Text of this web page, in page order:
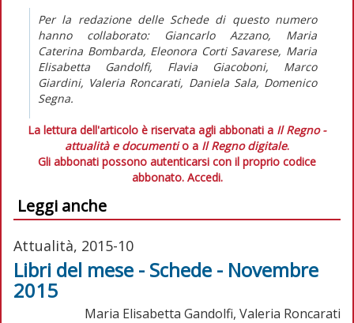
Per la redazione delle Schede di questo numero
hanno collaborato: Giancarlo Azzano, Maria
Caterina Bombarda, Eleonora Corti Savarese, Maria
Elisabetta Gandolfi, Flavia Giacoboni, Marco
Giardini, Valeria Roncarati, Daniela Sala, Domenico
Segna.
La lettura dell'articolo è riservata agli abbonati a Il Regno -
attualità e documentio a Il Regno digitale.
Gli abbonati possono autenticarsi con il proprio codice
abbonato. Accedi.
Leggi anche
Attualità, 2015-10
Libri del mese - Schede - Novembre
2015
Maria Elisabetta Gandolfi, Valeria Roncarati